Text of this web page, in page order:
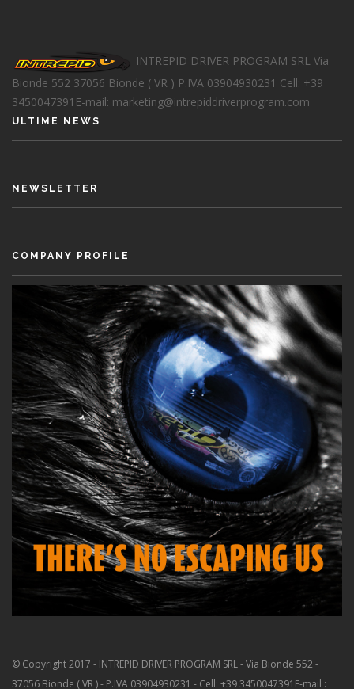
INTREPID DRIVER PROGRAM SRL Via
Bionde 552 37056 Bionde ( VR ) P.IVA 03904930231 Cell: +39
3450047391 E-mail: marketing@intrepiddriverprogram.com
ULTIME NEWS
NEWSLETTER
COMPANY PROFILE
© Copyright 2017 - INTREPID DRIVER PROGRAM SRL - Via Bionde 552 -
37056 Bionde ( VR ) - P.IVA 03904930231 - Cell: +39 3450047391 E-mail :